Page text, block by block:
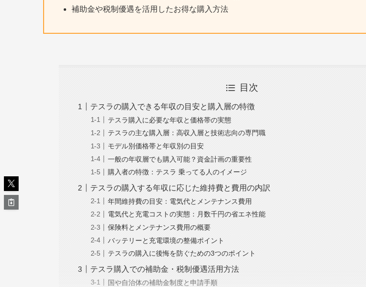
補助金や税制優遇を活用したお得な購入方法
目次
テスラの購入できる年収の目安と購入層の特徴
テスラ購入に必要な年収と価格帯の実態
テスラの主な購入層：高収入層と技術志向の専門職
モデル別価格帯と年収別の目安
一般の年収層でも購入可能？資金計画の重要性
購入者の特徴：テスラ 乗ってる人のイメージ
テスラの購入する年収に応じた維持費と費用の内訳
年間維持費の目安：電気代とメンテナンス費用
電気代と充電コストの実態：月数千円の省エネ性能
保険料とメンテナンス費用の概要
バッテリーと充電環境の整備ポイント
テスラの購入に後悔を防ぐための3つのポイント
テスラ購入での補助金・税制優遇活用方法
国や自治体の補助金制度と申請手順